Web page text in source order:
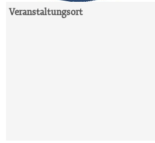
Veranstaltungsort